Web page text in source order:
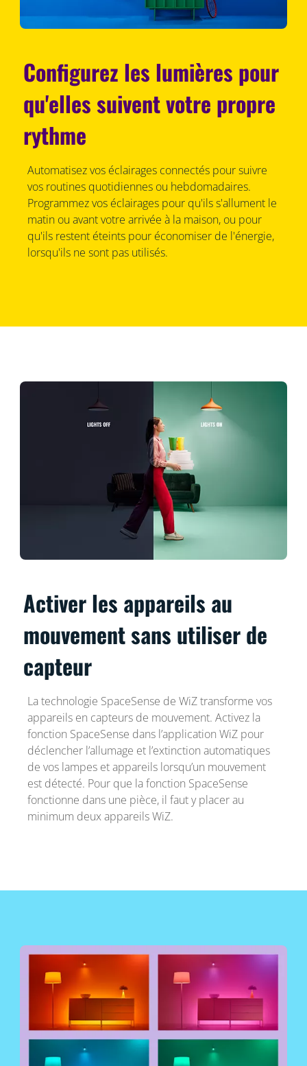
Configurez les lumières pour
qu'elles suivent votre propre
rythme
Automatisez vos éclairages connectés pour suivre
vos routines quotidiennes ou hebdomadaires.
Programmez vos éclairages pour qu'ils s'allument le
matin ou avant votre arrivée à la maison, ou pour
qu'ils restent éteints pour économiser de l'énergie,
lorsqu'ils ne sont pas utilisés.
Activer les appareils au
mouvement sans utiliser de
capteur
La technologie SpaceSense de WiZ transforme vos
appareils en capteurs de mouvement. Activez la
fonction SpaceSense dans l’application WiZ pour
déclencher l’allumage et l’extinction automatiques
de vos lampes et appareils lorsqu’un mouvement
est détecté. Pour que la fonction SpaceSense
fonctionne dans une pièce, il faut y placer au
minimum deux appareils WiZ.